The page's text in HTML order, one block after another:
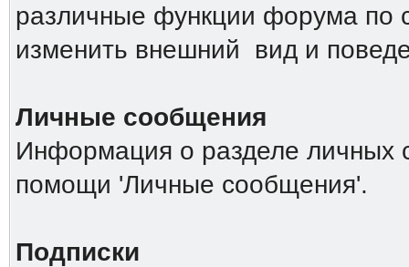
различные функции форума по
изменить внешний вид и
Личные сообщения
Информация о разделе личных
помощи 'Личные сообщения'.
Подписки